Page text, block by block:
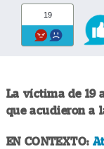
19
La víctima de 19
que acudieron a
EN CONTEXTO: